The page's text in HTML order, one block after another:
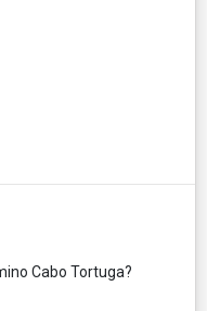
Cabo Tortuga?